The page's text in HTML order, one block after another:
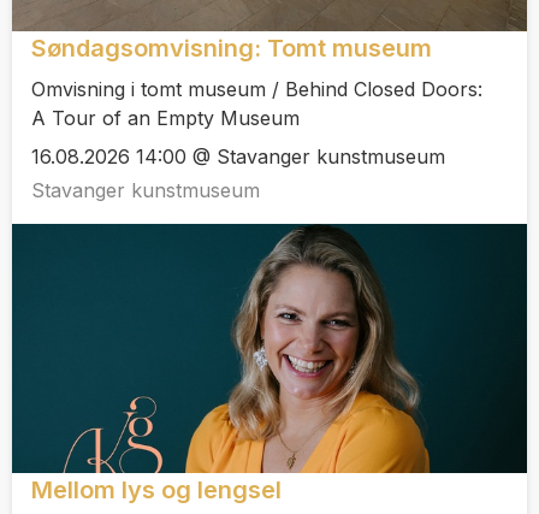
Søndagsomvisning: Tomt museum
Omvisning i tomt museum / Behind Closed Doors:
A Tour of an Empty Museum
16.08.2026 14:00 @ Stavanger kunstmuseum
Stavanger kunstmuseum
Mellom lys og lengsel